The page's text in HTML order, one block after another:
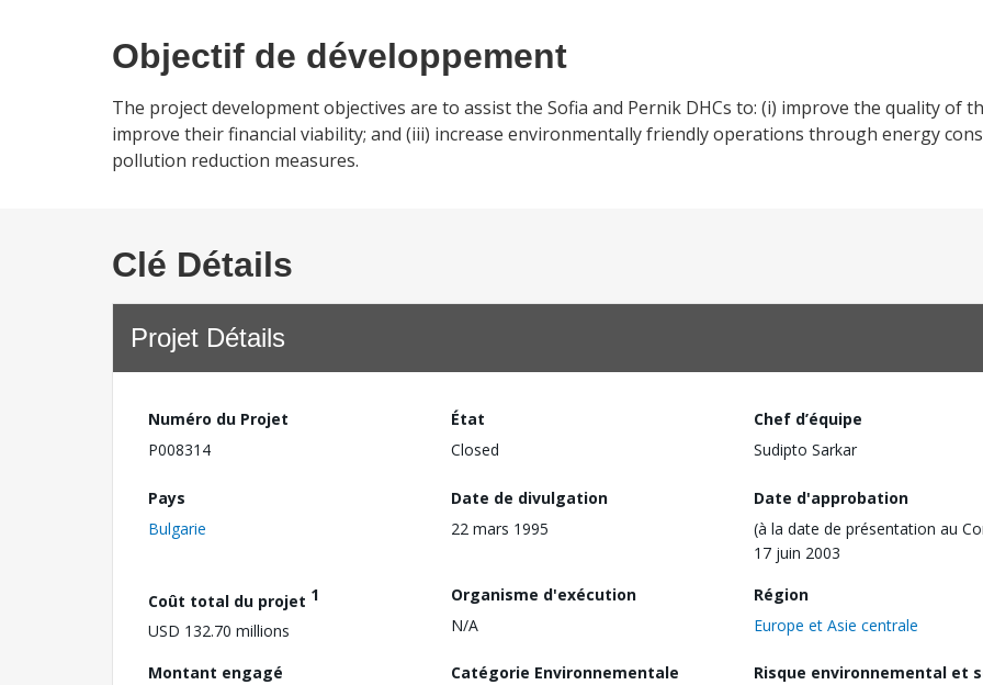
Objectif de développement
The project development objectives are to assist the Sofia and Pernik DHCs to: (i) improve the quality of
improve their financial viability; and (iii) increase environmentally friendly operations through energy
pollution reduction measures.
Clé Détails
Projet Détails
Numéro du Projet
P008314
État
Closed
Chef d’équipe
Sudipto Sarkar
Pays
Bulgarie
Date de divulgation
22 mars 1995
Date d'approbation
(à la date de présentation au
17 juin 2003
Coût total du projet 1
USD 132.70 millions
Organisme d'exécution
N/A
Région
Europe et Asie centrale
Montant engagé
Catégorie Environnementale
Risque environnemental et